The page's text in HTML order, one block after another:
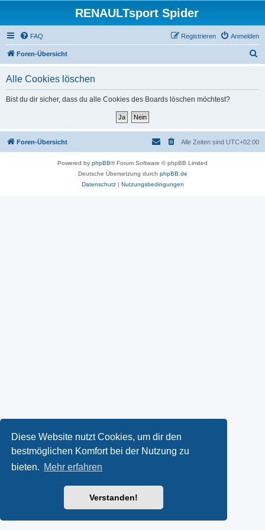
Diese Website nutzt Cookies, um dir den
bestmöglichen Komfort bei der Nutzung zu
bieten. Mehr erfahren
Verstanden!
RENAULTsport Spider
FAQ Anmelden
Registrieren
Foren-Übersicht
Alle Cookies löschen
Bist du dir sicher, dass du alle Cookies des Boards löschen möchtest?
Foren-Übersicht Alle Zeiten sind UTC+02:00
Powered by phpBB® Forum Software © phpBB Limited
Deutsche Übersetzung durch phpBB.de
Datenschutz| Nutzungsbedingungen